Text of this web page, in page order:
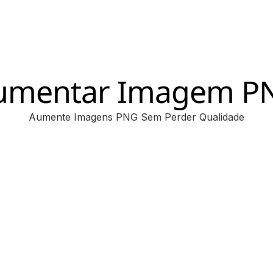
Imagem
Aumente Imagens PNG Sem Perder Qualidade